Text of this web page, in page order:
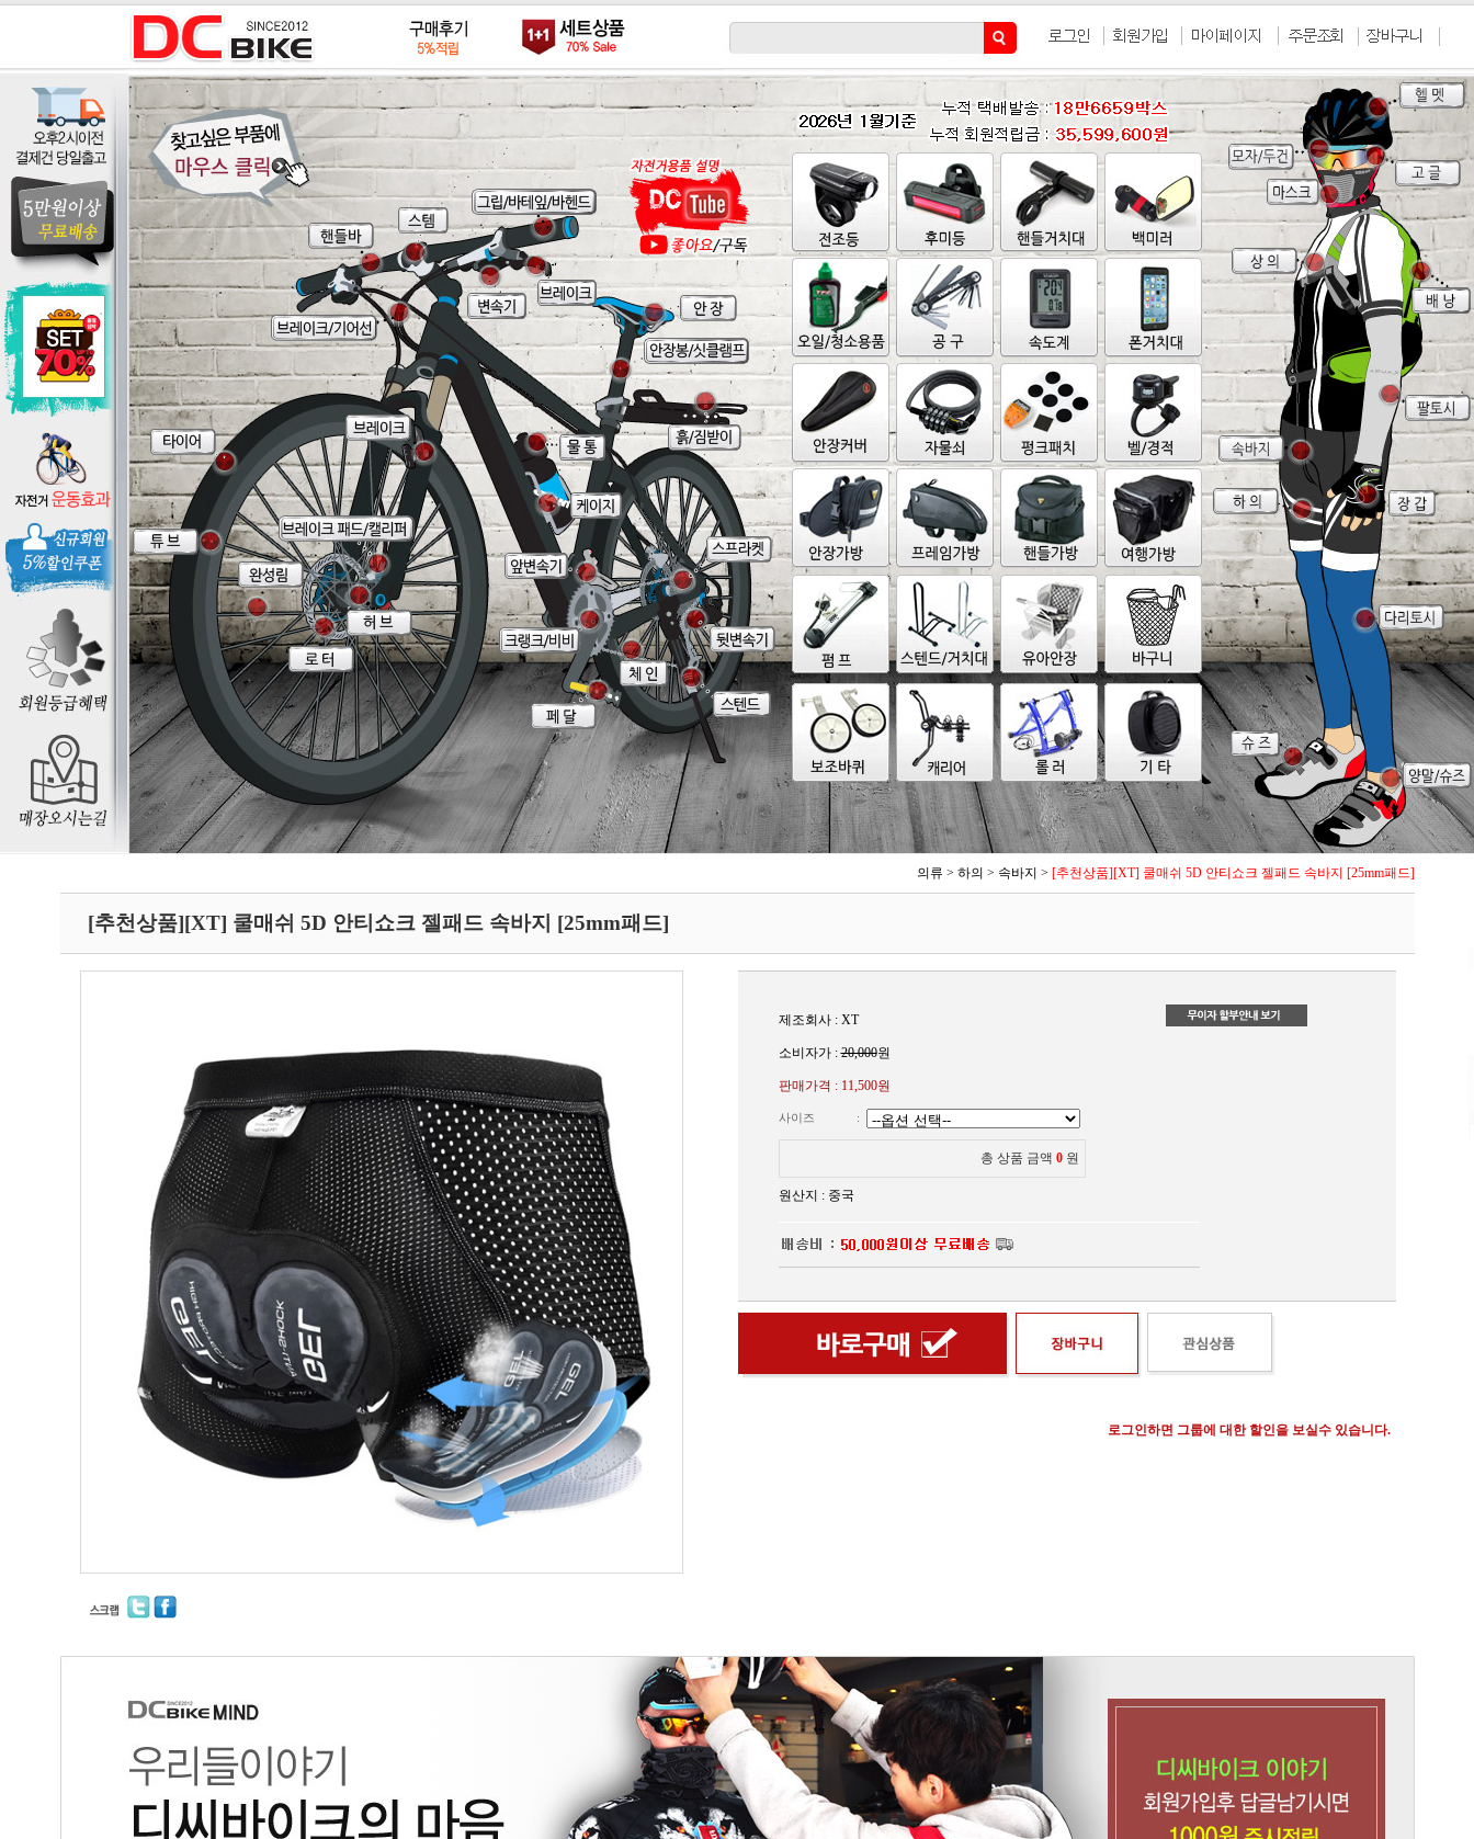
의류 > 하의 > 속바지 > [추천상품][XT] 쿨매쉬 5D 안티쇼크 젤패드 속바지 [25mm패드]
[추천상품][XT] 쿨매쉬 5D 안티쇼크 젤패드 속바지 [25mm패드]
제조회사 : XT
소비자가 :20,000원
판매가격 : 11,500원
사이즈 :
총 상품 금액 0 원
원산지 : 중국
로그인하면 그룹에 대한 할인을 보실수 있습니다.